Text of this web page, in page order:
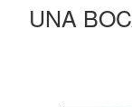
UNA